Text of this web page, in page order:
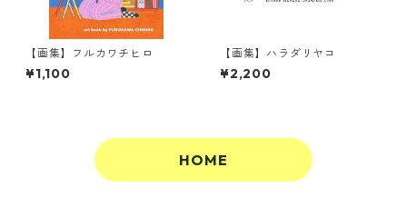
【画集】フルカワチヒロ
¥1,100
【画集】ハラダリヤコ
¥2,200
HOME